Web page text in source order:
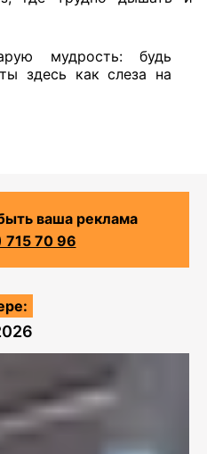
мудрость: будь
здесь как слеза на
ваша реклама
715 70 96